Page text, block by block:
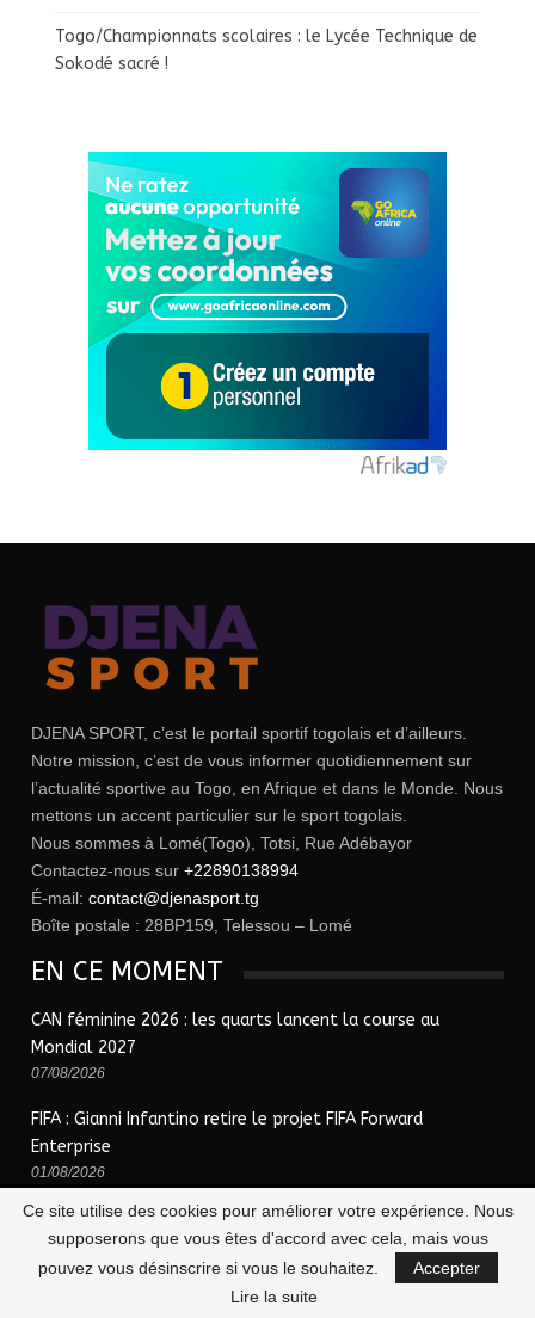
Togo/Championnats scolaires : le Lycée Technique de
Sokodé sacré !
DJENA SPORT, c’est le portail sportif togolais et d’ailleurs.
Notre mission, c’est de vous informer quotidiennement sur
l’actualité sportive au Togo, en Afrique et dans le Monde. Nous
mettons un accent particulier sur le sport togolais.
Nous sommes à Lomé(Togo), Totsi, Rue Adébayor
Contactez-nous sur +22890138994
É-mail: contact@djenasport.tg
Boîte postale : 28BP159, Telessou – Lomé
EN CE MOMENT
CAN féminine 2026 : les quarts lancent la course au
Mondial 2027
07/08/2026
FIFA : Gianni Infantino retire le projet FIFA Forward
Enterprise
01/08/2026
© 2026 - Djena Sport | le sport togolais en un clic !. Tous Droits Réservés.
Ce site utilise des cookies pour améliorer votre expérience. Nous
supposerons que vous êtes d'accord avec cela, mais vous
pouvez vous désinscrire si vous le souhaitez.
Accepter
Lire la suite